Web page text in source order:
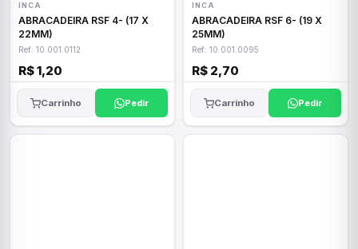
INCA
ABRACADEIRA RSF 4- (17 X
22MM)
Ref: 10.001.0112
R$ 1,20
Carrinho Pedir
INCA
ABRACADEIRA RSF 6- (19 X
25MM)
Ref: 10.001.0095
R$ 2,70
Carrinho Pedir